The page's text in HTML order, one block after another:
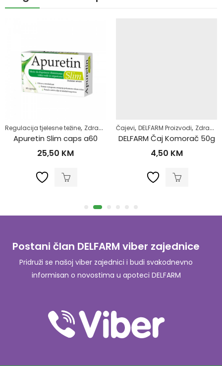
Regulacija tjelesne težine, Zdrav život
Apuretin Slim caps a60
25,50 KM
Čajevi, DELFARM Proizvodi, Zdrav život
DELFARM Čaj Komorač 50g
4,50 KM
Postani član DELFARM viber zajednice
Pridruži se našoj viber zajednici i budi svakodnevno
informisan o novostima u apoteci DELFARM